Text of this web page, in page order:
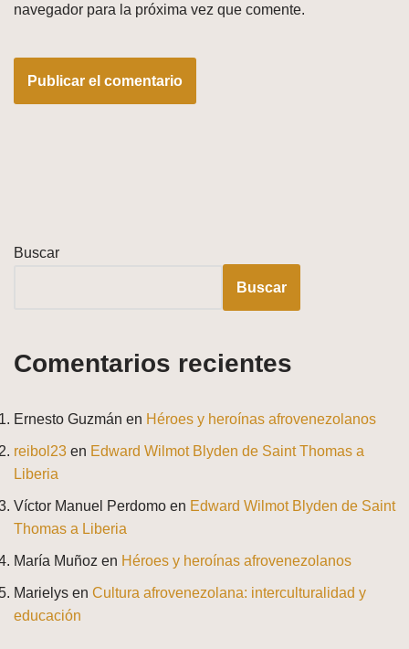
navegador para la próxima vez que comente.
Buscar
Buscar
Comentarios recientes
Ernesto Guzmán en Héroes y heroínas afrovenezolanos
reibol23 en Edward Wilmot Blyden de Saint Thomas a
Liberia
Víctor Manuel Perdomo en Edward Wilmot Blyden de Saint
Thomas a Liberia
María Muñoz en Héroes y heroínas afrovenezolanos
Marielys en Cultura afrovenezolana: interculturalidad y
educación